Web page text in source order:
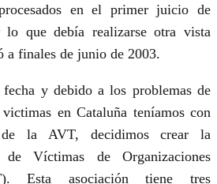
en el primer juicio de
que debía realizarse otra vista
a finales de junio de 2003.
y debido a los problemas de
en Cataluña teníamos con
la AVT, decidimos crear la
de Víctimas de Organizaciones
Esta asociación tiene tres